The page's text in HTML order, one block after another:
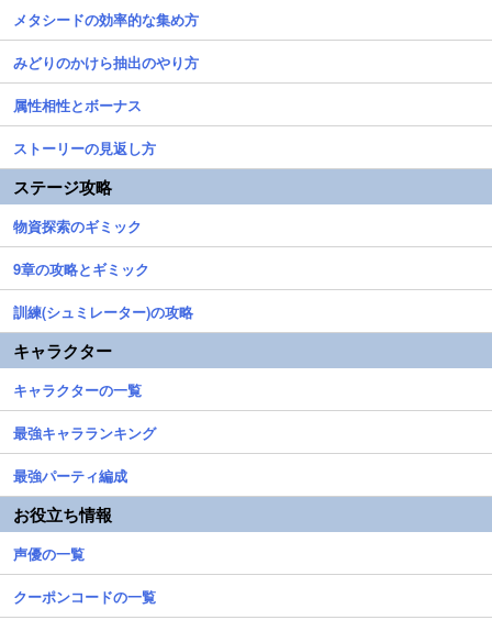
メタシードの効率的な集め方
みどりのかけら抽出のやり方
属性相性とボーナス
ストーリーの見返し方
ステージ攻略
物資探索のギミック
9章の攻略とギミック
訓練(シュミレーター)の攻略
キャラクター
キャラクターの一覧
最強キャラランキング
最強パーティ編成
お役立ち情報
声優の一覧
クーポンコードの一覧